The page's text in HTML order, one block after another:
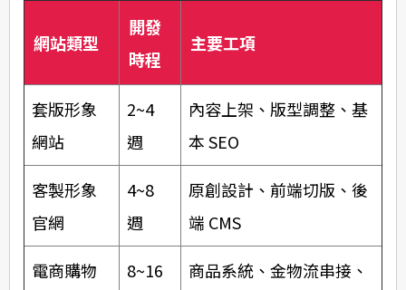
網站類型
開發
時程
主要工項
套版形象
網站
2~4
週
內容上架、版型調整、基
本 SEO
客製形象
官網
4~8
週
原創設計、前端切版、後
端 CMS
電商購物
8~16
商品系統、金物流串接、